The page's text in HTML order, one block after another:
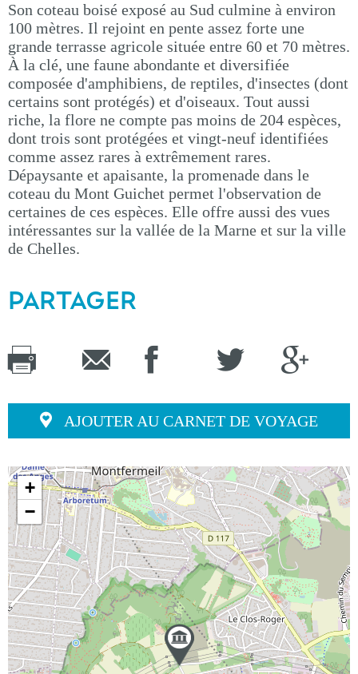
Son coteau boisé exposé au Sud culmine à environ
100 mètres. Il rejoint en pente assez forte une
grande terrasse agricole située entre 60 et 70 mètres.
À la clé, une faune abondante et diversifiée
composée d'amphibiens, de reptiles, d'insectes (dont
certains sont protégés) et d'oiseaux. Tout aussi
riche, la flore ne compte pas moins de 204 espèces,
dont trois sont protégées et vingt-neuf identifiées
comme assez rares à extrêmement rares.
Dépaysante et apaisante, la promenade dans le
coteau du Mont Guichet permet l'observation de
certaines de ces espèces. Elle offre aussi des vues
intéressantes sur la vallée de la Marne et sur la ville
de Chelles.
PARTAGER
AJOUTER AU CARNET DE VOYAGE
+
−